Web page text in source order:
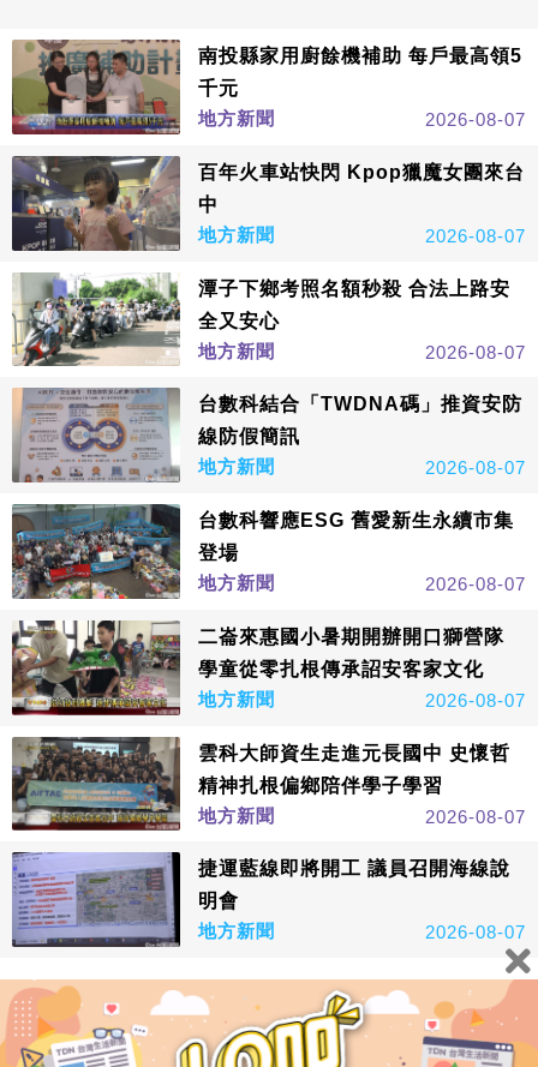
南投縣家用廚餘機補助 每戶最高領5
千元
地方新聞
2026-08-07
百年火車站快閃 Kpop獵魔女團來台
中
地方新聞
2026-08-07
潭子下鄉考照名額秒殺 合法上路安
全又安心
地方新聞
2026-08-07
台數科結合「TWDNA碼」推資安防
線防假簡訊
地方新聞
2026-08-07
台數科響應ESG 舊愛新生永續市集
登場
地方新聞
2026-08-07
二崙來惠國小暑期開辦開口獅營隊
學童從零扎根傳承詔安客家文化
地方新聞
2026-08-07
雲科大師資生走進元長國中 史懷哲
精神扎根偏鄉陪伴學子學習
地方新聞
2026-08-07
捷運藍線即將開工 議員召開海線說
明會
地方新聞
2026-08-07
看更多